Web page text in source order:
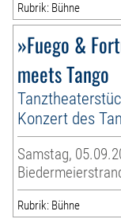
Rubrik: Bühne
»Fuego &
meets Tango
Konzert des
Samstag,
Rubrik: Bühne